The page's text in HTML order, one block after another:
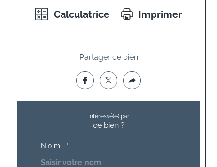
Calculatrice Imprimer
Partager ce bien
Intéressé(e) par
ce bien ?
Nom *